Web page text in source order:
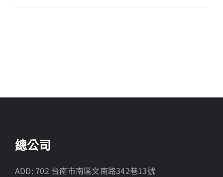
總公司
ADD: 702 台南市南區文南路342巷13號